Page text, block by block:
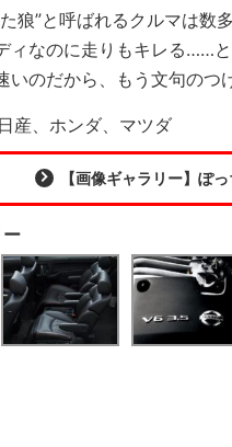
狼”と呼ばれるクルマは数
ィなのに走りもキレる……
いのだから、もう文句のつ
産、ホンダ、マツダ
【画像ギャラリー】ぽ